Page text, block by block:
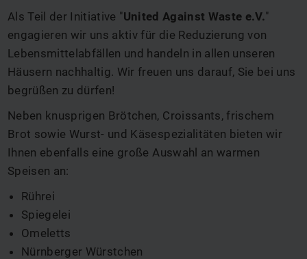
Als Teil der Initiative "United Against Waste e.V."
engagieren wir uns aktiv für die Reduzierung von
Lebensmittelabfällen und handeln in allen unseren
Häusern nachhaltig. Wir freuen uns darauf, Sie bei uns
begrüßen zu dürfen!
Neben knusprigen Brötchen, Croissants, frischem
Brot sowie Wurst- und Käsespezialitäten bieten wir
Ihnen ebenfalls eine große Auswahl an warmen
Speisen an:
Rührei
Spiegelei
Omeletts
Nürnberger Würstchen